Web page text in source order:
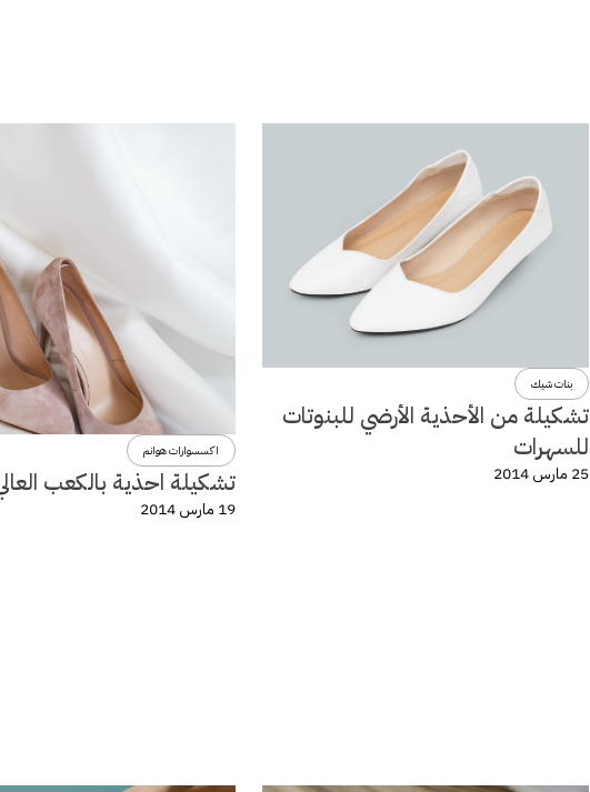
بنات شيك
تشكيلة من الأحذية الأرضي للبنوتات
للسهرات
25 مارس 2014
اكسسوارات هوانم
تشكيلة احذية بالكعب
19 مارس 2014